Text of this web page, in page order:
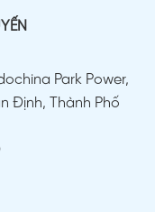
Park Power,
Định, Thành Phố